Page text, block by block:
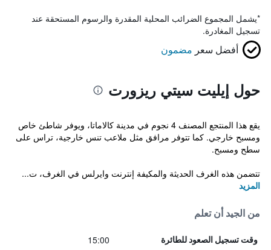
*يشمل المجموع الضرائب المحلية المقدرة والرسوم المستحقة عند
تسجيل المغادرة.
أفضل سعر مضمون
حول إيليت سيتي ريزورت
يقع هذا المنتجع المصنف 4 نجوم في مدينة كالاماتا، ويوفر شاطئ خاص
ومسبح خارجي. كما تتوفر مرافق مثل ملاعب تنس خارجية، تراس على
سطح ومسبح.
تتضمن هذه الغرف الحديثة والمكيفة إنترنت وايرلس في الغرف، ت...
المزيد
من الجيد أن تعلم
وقت تسجيل الصعود للطائرة 15:00